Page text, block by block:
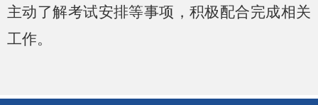
主动了解考试安排等事项，积极配合完成相关
工作。